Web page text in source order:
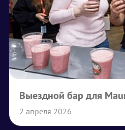
Выездной бар для
2 апреля 2026